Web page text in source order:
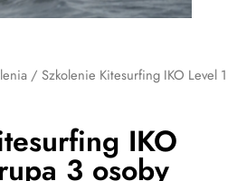
/ Szkolenie Kitesurfing IKO Level 1
IKO
3 osoby